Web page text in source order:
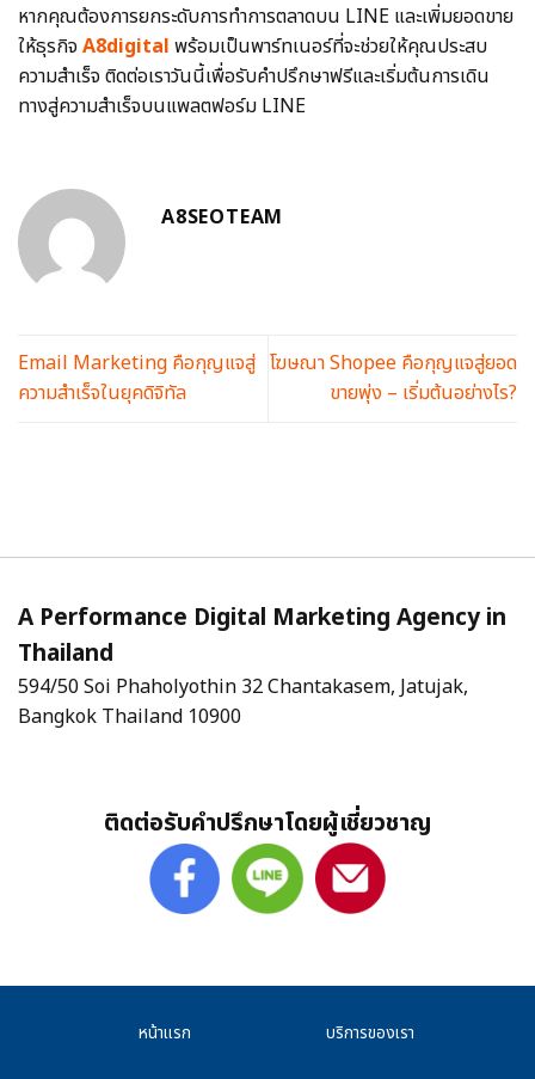
หากคุณต้องการยกระดับการทำการตลาดบน LINE และเพิ่มยอดขาย
ให้ธุรกิจ A8digital พร้อมเป็นพาร์ทเนอร์ที่จะช่วยให้คุณประสบ
ความสำเร็จ ติดต่อเราวันนี้เพื่อรับคำปรึกษาฟรีและเริ่มต้นการเดิน
ทางสู่ความสำเร็จบนแพลตฟอร์ม LINE
A8SEOTEAM
Email Marketing คือกุญแจสู่
ความสำเร็จในยุคดิจิทัล
โฆษณา Shopee คือกุญแจสู่ยอด
ขายพุ่ง – เริ่มต้นอย่างไร?
A Performance Digital Marketing Agency in
Thailand
594/50 Soi Phaholyothin 32 Chantakasem, Jatujak,
Bangkok Thailand 10900
ติดต่อรับคำปรึกษาโดยผู้เชี่ยวชาญ
หน้าแรก บริการของเรา